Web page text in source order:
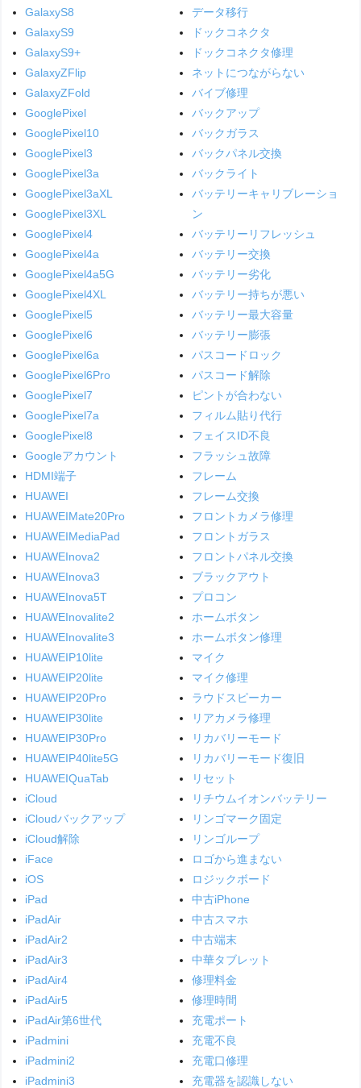
GalaxyS8
GalaxyS9
GalaxyS9+
GalaxyZFlip
GalaxyZFold
GooglePixel
GooglePixel10
GooglePixel3
GooglePixel3a
GooglePixel3aXL
GooglePixel3XL
GooglePixel4
GooglePixel4a
GooglePixel4a5G
GooglePixel4XL
GooglePixel5
GooglePixel6
GooglePixel6a
GooglePixel6Pro
GooglePixel7
GooglePixel7a
GooglePixel8
Googleアカウント
HDMI端子
HUAWEI
HUAWEIMate20Pro
HUAWEIMediaPad
HUAWEInova2
HUAWEInova3
HUAWEInova5T
HUAWEInovalite2
HUAWEInovalite3
HUAWEIP10lite
HUAWEIP20lite
HUAWEIP20Pro
HUAWEIP30lite
HUAWEIP30Pro
HUAWEIP40lite5G
HUAWEIQuaTab
iCloud
iCloudバックアップ
iCloud解除
iFace
iOS
iPad
iPadAir
iPadAir2
iPadAir3
iPadAir4
iPadAir5
iPadAir第6世代
iPadmini
iPadmini2
iPadmini3
データ移行
ドックコネクタ
ドックコネクタ修理
ネットにつながらない
バイブ修理
バックアップ
バックガラス
バックパネル交換
バックライト
バッテリーキャリブレーショ
ン
バッテリーリフレッシュ
バッテリー交換
バッテリー劣化
バッテリー持ちが悪い
バッテリー最大容量
バッテリー膨張
パスコードロック
パスコード解除
ピントが合わない
フィルム貼り代行
フェイスID不良
フラッシュ故障
フレーム
フレーム交換
フロントカメラ修理
フロントガラス
フロントパネル交換
ブラックアウト
プロコン
ホームボタン
ホームボタン修理
マイク
マイク修理
ラウドスピーカー
リアカメラ修理
リカバリーモード
リカバリーモード復旧
リセット
リチウムイオンバッテリー
リンゴマーク固定
リンゴループ
ロゴから進まない
ロジックボード
中古iPhone
中古スマホ
中古端末
中華タブレット
修理料金
修理時間
充電ポート
充電不良
充電口修理
充電器を認識しない